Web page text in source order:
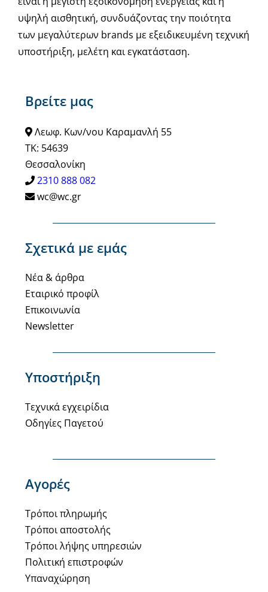
Βρείτε μας
Λεωφ. Κων/νου Καραμανλή 55
ΤΚ: 54639
Θεσσαλονίκη
2310 888 082
wc@wc.gr
Σχετικά με εμάς
Νέα & άρθρα
Εταιρικό προφίλ
Επικοινωνία
Newsletter
Υποστήριξη
Τεχνικά εγχειρίδια
Οδηγίες Παγετού
Αγορές
Τρόποι πληρωμής
Τρόποι αποστολής
Τρόποι λήψης υπηρεσιών
Πολιτική επιστροφών
Υπαναχώρηση
υψηλή αισθητική, συνδυάζοντας την ποιότητα
των μεγαλύτερων brands με εξειδικευμένη τεχνική
υποστήριξη, μελέτη και εγκατάσταση.